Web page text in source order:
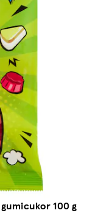
100 g